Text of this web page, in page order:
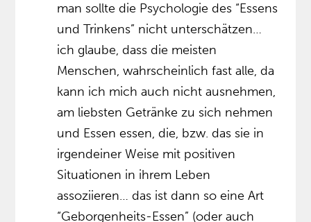
man sollte die Psychologie des “Essens
und Trinkens” nicht unterschätzen…
ich glaube, dass die meisten
Menschen, wahrscheinlich fast alle, da
kann ich mich auch nicht ausnehmen,
am liebsten Getränke zu sich nehmen
und Essen essen, die, bzw. das sie in
irgendeiner Weise mit positiven
Situationen in ihrem Leben
assoziieren… das ist dann so eine Art
“Geborgenheits-Essen” (oder auch